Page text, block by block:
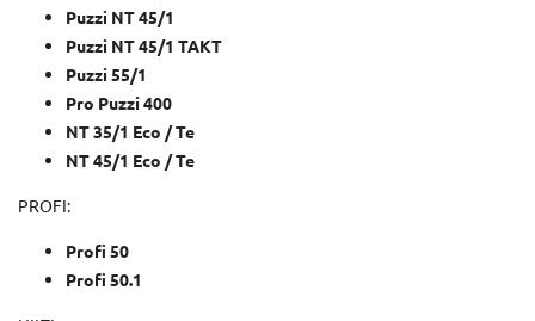
Puzzi NT 45/1
Puzzi NT 45/1 TAKT
Puzzi 55/1
Pro Puzzi 400
NT 35/1 Eco / Te
NT 45/1 Eco / Te
PROFI:
Profi 50
Profi 50.1